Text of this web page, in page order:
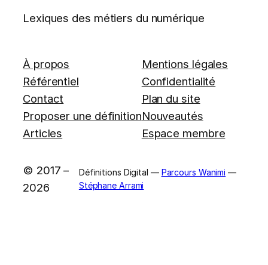
Lexiques des métiers du numérique
À propos
Référentiel
Contact
Proposer une définition
Articles
Mentions légales
Confidentialité
Plan du site
Nouveautés
Espace membre
© 2017 –
2026
Définitions Digital — Parcours Wanimi —
Stéphane Arrami